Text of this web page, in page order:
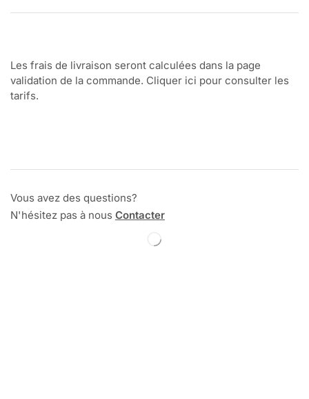
Les frais de livraison seront calculées dans la page
validation de la commande. Cliquer ici pour consulter les
tarifs.
Vous avez des questions?
N'hésitez pas à nous Contacter